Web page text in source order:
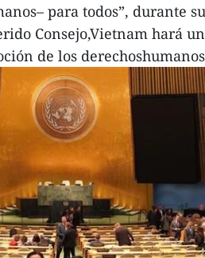
para todos”, durante
Consejo,Vietnam hará
de los